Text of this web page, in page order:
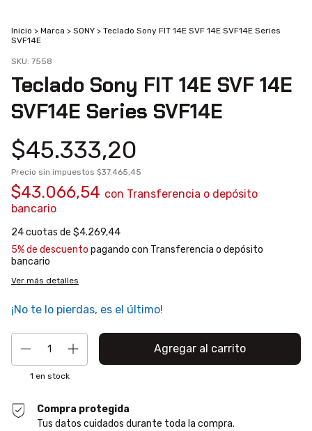
Inicio > Marca > SONY > Teclado Sony FIT 14E SVF 14E SVF14E Series
SVF14E
SKU: 7558
Teclado Sony FIT 14E SVF 14E
SVF14E Series SVF14E
$45.333,20
Precio sin impuestos $37.465,45
$43.066,54 con Transferencia o depósito
bancario
24cuotas de $4.269,44
5% de descuento pagando con Transferencia o depósito
bancario
Ver más detalles
¡No te lo pierdas, es el último!
1 en stock
Compra protegida
Tus datos cuidados durante toda la compra.